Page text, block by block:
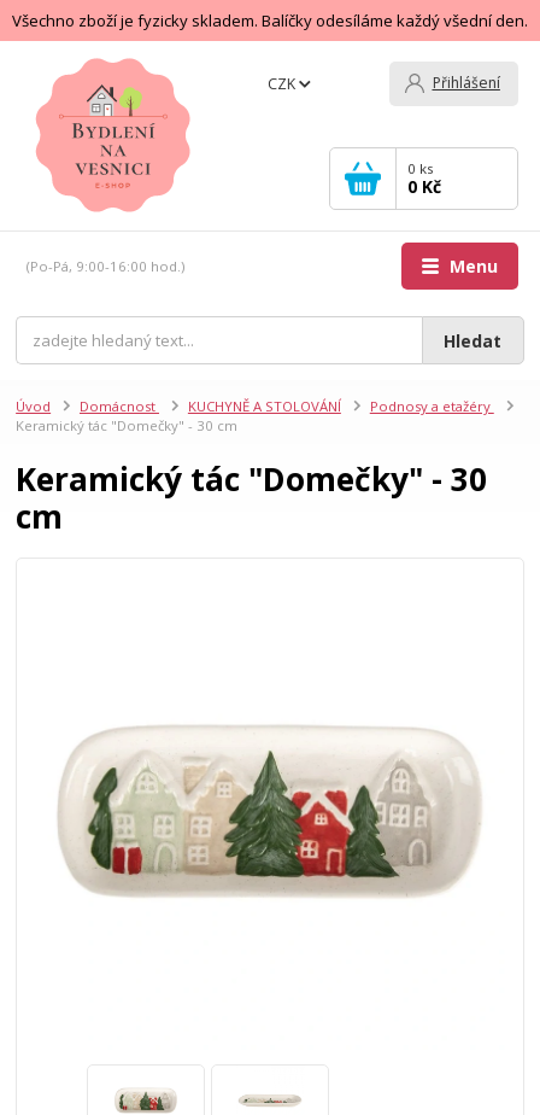
Všechno zboží je fyzicky skladem. Balíčky odesíláme každý všední den.
Menu
CZK Přihlášení
Hledat
(Po-Pá, 9:00-16:00 hod.)
0 ks
0 Kč
Úvod Domácnost KUCHYNĚ A STOLOVÁNÍ
Podnosy a etažéry
Keramický tác "Domečky" - 30 cm
Keramický tác "Domečky" - 30
cm